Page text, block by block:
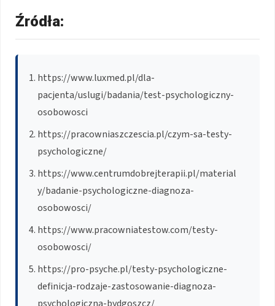
Źródła:
https://www.luxmed.pl/dla-
pacjenta/uslugi/badania/test-psychologiczny-
osobowosci
https://pracowniaszczescia.pl/czym-sa-testy-
psychologiczne/
https://www.centrumdobrejterapii.pl/material
y/badanie-psychologiczne-diagnoza-
osobowosci/
https://www.pracowniatestow.com/testy-
osobowosci/
https://pro-psyche.pl/testy-psychologiczne-
definicja-rodzaje-zastosowanie-diagnoza-
psychologiczna-bydgoszcz/